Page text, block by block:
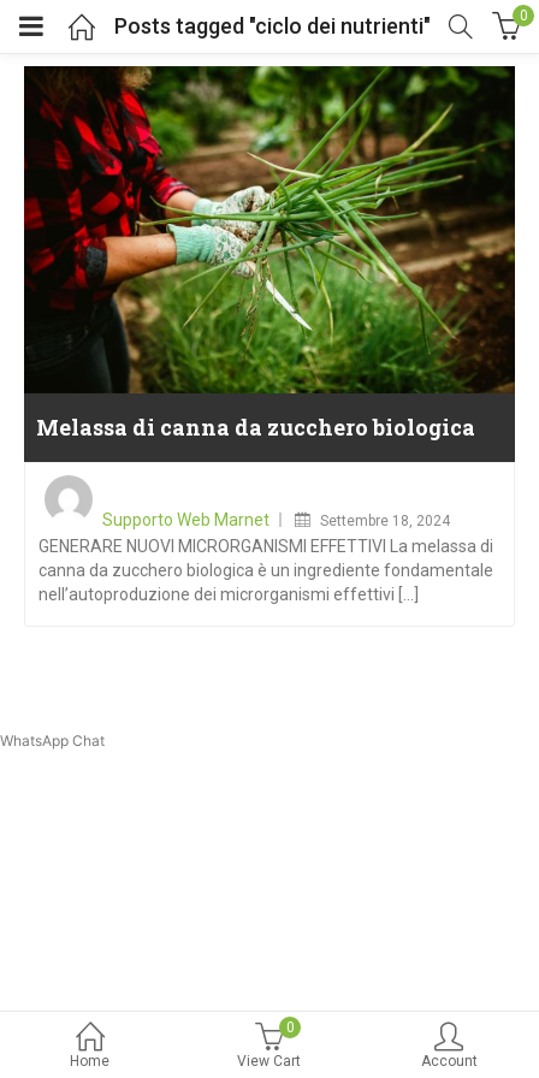
Posts tagged "ciclo dei nutrienti" 0
Home
0
View Cart
Account
Melassa di canna da zucchero biologica
Supporto Web Marnet
Settembre 18, 2024
GENERARE NUOVI MICRORGANISMI EFFETTIVI La melassa di
canna da zucchero biologica è un ingrediente fondamentale
nell’autoproduzione dei microrganismi effettivi [...]
WhatsApp Chat